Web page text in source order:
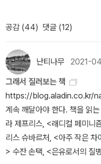
야기>에도 나올 만큼 오래
웃을 했던 손택이었으니, 굳이
중화시키는 데에 일익을 담당
전히 의견이 분분한 모양이다.
성애자 사이에서만 통하는 손
것처럼, 자신도 그들 중 하나
행이란 지나가게 마련이어서,
고, 보통은 그저 간행된 지 60
만 언급되는 정도에 불과해졌
히 했다지만, 오늘날에는 하이
악사에 이름을 남기게 된 '바
남는다. <고도를 기다리며>
여성의 몸에 대한 권리, 성과
21세기에 꼭 읽어야 할 문학
뛰어넘기 어렵다는 고정관념
<증언들>을 리스트에 넣었다. 블라디미르 나보코프, <창백한 불꽃>
천재가 쓴 천재적인 작품. 여
의 작품은 문학은 읽으면서도
한다. 나보코프의 한 작품만
을 읽어야 한다. 로베르트 발저, <타너가의 남매들>성장과 진보, 발
전, 자본주의에 (대부분 언제
데, 읽은지가 아주 오래되었
에는 매우 난해하기도 했던 터
다는 리뷰를 보고 다시 읽어
아했던 소설이지만 지금 읽어
릴까? 갑자기 확인해보고 싶
었던 것 같다. 성서에 비견되
니(한....번.....) 성서에 비견될만
에 브래드 피트 주연의 영화 <
가 된 '브리세이스'가 궁금해
을 찾아 읽어보았던 적이 있다
독하고 좀 더 나은 리뷰를 써
의 내용은 결코 가볍지 않다.
그런 사유가 담겨서 그런 것
과 병든 것의 정의를 조작해 날
과 의사들이 하는 것에는 분
an Sontag 이 <은유로서의
이 '건강하다'와 '병들었다'는
는 주관적 판단이다. 사회는
성을 병든 존재로 정의했다.
는 것은 19세기에 의학이 건
을 수동적으로 만들려고 했던
공감 (44) 댓글 (12)
난티나무 2021-
그래서 질러보는 책
https://blog.aladin.co.kr/
계속 깨달아야 한다. 책을 읽는
라 제프리스, <래디컬 페미니
리스 슈바르처, <아주 작은
> 수잔 손택, <은유로서의 질